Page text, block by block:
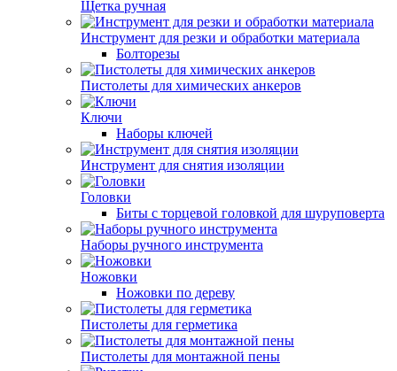
Щетка ручная
Инструмент для резки и обработки материала
Болторезы
Пистолеты для химических анкеров
Ключи
Наборы ключей
Инструмент для снятия изоляции
Головки
Биты с торцевой головкой для шуруповерта
Наборы ручного инструмента
Ножовки
Ножовки по дереву
Пистолеты для герметика
Пистолеты для монтажной пены